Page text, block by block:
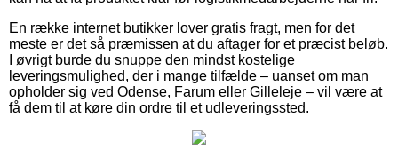
En række internet butikker lover gratis fragt, men for det
meste er det så præmissen at du aftager for et præcist beløb.
I øvrigt burde du snuppe den mindst kostelige
leveringsmulighed, der i mange tilfælde – uanset om man
opholder sig ved Odense, Farum eller Gilleleje – vil være at
få dem til at køre din ordre til et udleveringssted.